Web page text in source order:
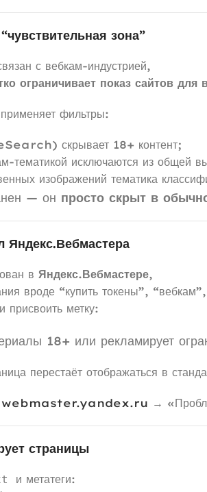
зона”
с вебкам-индустрией,
ограничивает показ сайтов для
фильтры:
скрывает 18+ контент;
тематикой исключаются из общей
изображений тематика
— он просто скрыт в
Яндекс.Вебмастера
в Яндекс.Вебмастере,
вроде “купить токены”,
присвоить метку:
18+ или рекламирует
перестаёт отображаться в
webmaster.yandex.ru →
страницы
и метатеги: